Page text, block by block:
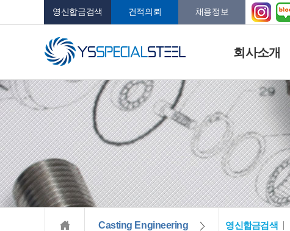
영신합금검색 견적의뢰 채용정보
회사소개
Casting Engineering 영신합금검색